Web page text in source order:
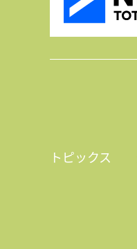
トピックス